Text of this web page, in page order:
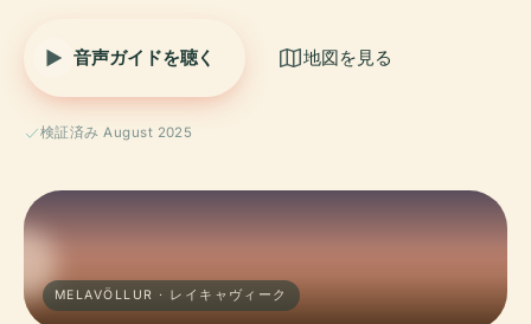
音声ガイドを聴く 地図を見る
検証済み August 2025
MELAVÖLLUR · レイキャヴィーク